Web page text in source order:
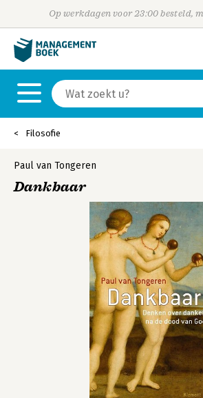
Op werkdagen voor 23:00 besteld,
Filosofie
Paul van Tongeren
Dankbaar